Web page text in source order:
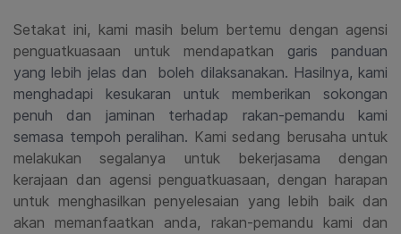
Setakat ini, kami masih belum bertemu dengan agensi
penguatkuasaan untuk mendapatkan garis panduan
yang lebih jelas dan boleh dilaksanakan. Hasilnya, kami
menghadapi kesukaran untuk memberikan sokongan
penuh dan jaminan terhadap rakan-pemandu kami
semasa tempoh peralihan. Kami sedang berusaha untuk
melakukan segalanya untuk bekerjasama dengan
kerajaan dan agensi penguatkuasaan, dengan harapan
untuk menghasilkan penyelesaian yang lebih baik dan
akan memanfaatkan anda, rakan-pemandu kami dan